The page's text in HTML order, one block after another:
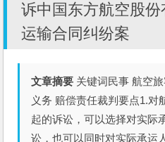
诉中国东方航空股
运输合同纠纷案
文章摘要 关键词民事 航空
义务 赔偿责任裁判要点1.对
起的诉讼，可以选择对实际
讼，也可以同时对实际承运